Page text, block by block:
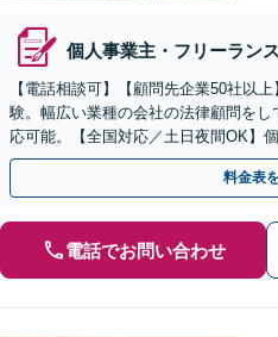
個人事業主・フリーランス
【電話相談可】【顧問先企業50社以
験。幅広い業種の会社の法律顧問を
応可能。【全国対応／土日夜間OK】
の先生、税理士の先生からのご相談も
料金表
電話でお問い合わせ